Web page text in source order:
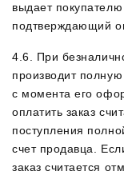
выдает
подтверждающий
4.6. При
производит
с момента его
оплатить заказ
поступления
счет продавца
.
заказ считается